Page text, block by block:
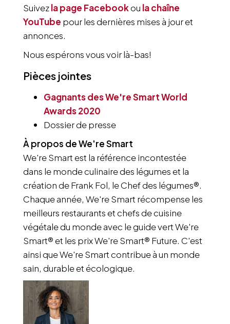
Suivezla page Facebookou la chaîne
YouTube pour les dernières mises à jour et
annonces.
Nous espérons vous voir là-bas!
Pièces jointes
Gagnants des We're Smart World
Awards 2020
Dossier de presse
À propos de We're Smart
We're Smart est la référence incontestée
dans le monde culinaire des légumes et la
création de Frank Fol, le Chef des légumes®.
Chaque année, We're Smart récompense les
meilleurs restaurants et chefs de cuisine
végétale du monde avec le guide vert We're
Smart® et les prix We're Smart® Future. C'est
ainsi que We're Smart contribue à un monde
sain, durable et écologique.